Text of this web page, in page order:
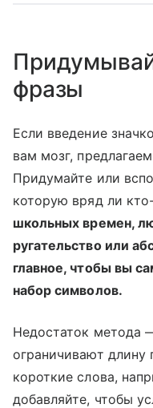
фразы
Если введение
вам мозг,
Придумайте или
которую вряд ли
школьных времен,
ругательство или
главное, чтобы вы
набор символов.
Недостаток метода
ограничивают длину
короткие слова,
добавляйте, чтобы